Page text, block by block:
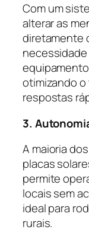
Com um
alterar as
diretamente
otimizando
respostas
3.
A maioria
placas
permite
locais sem
ideal para
rurais.